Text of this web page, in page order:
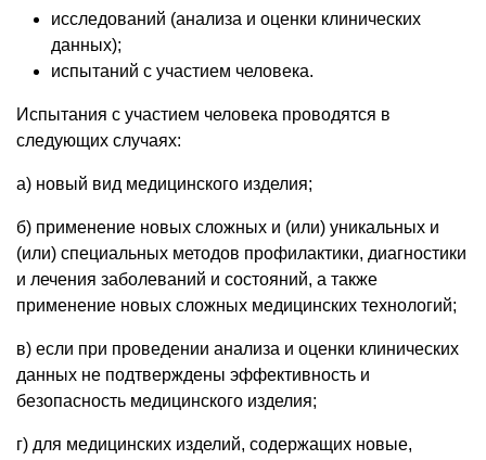
исследований (анализа и оценки клинических
данных);
испытаний с участием человека.
Испытания с участием человека проводятся в
следующих случаях:
а) новый вид медицинского изделия;
б) применение новых сложных и (или) уникальных и
(или) специальных методов профилактики, диагностики
и лечения заболеваний и состояний, а также
применение новых сложных медицинских технологий;
в) если при проведении анализа и оценки клинических
данных не подтверждены эффективность и
безопасность медицинского изделия;
г) для медицинских изделий, содержащих новые,